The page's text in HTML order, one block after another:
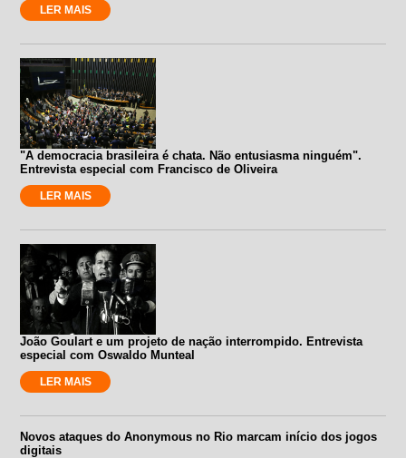
LER MAIS
"A democracia brasileira é chata. Não entusiasma ninguém".
Entrevista especial com Francisco de Oliveira
LER MAIS
João Goulart e um projeto de nação interrompido. Entrevista
especial com Oswaldo Munteal
LER MAIS
Novos ataques do Anonymous no Rio marcam início dos jogos
digitais